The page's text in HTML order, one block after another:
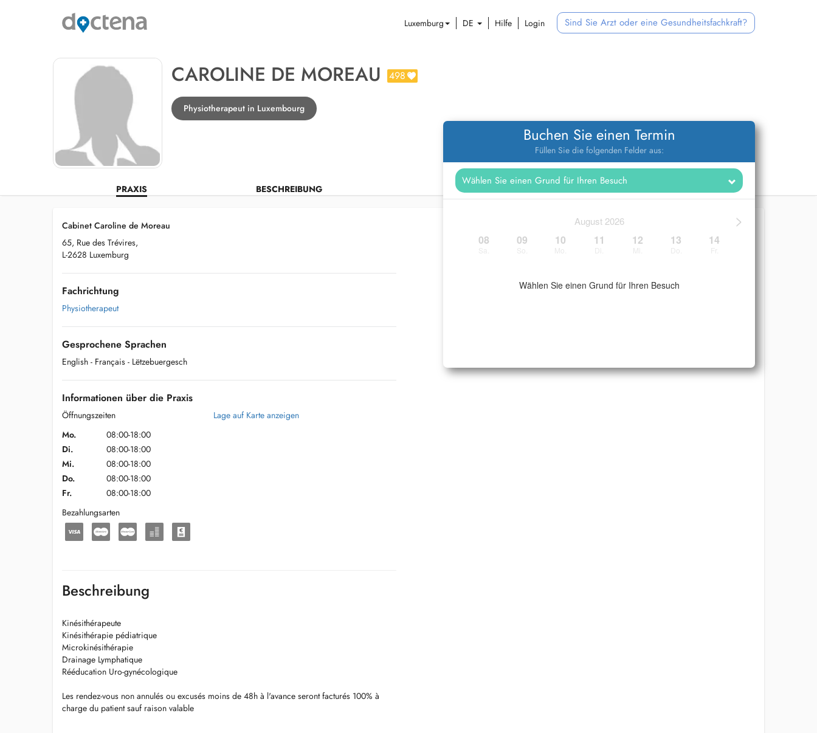
Luxemburg DE Hilfe Login Sind Sie Arzt oder eine Gesundheitsfachkraft?
CAROLINE DE MOREAU 498
Physiotherapeut in Luxembourg
PRAXIS BESCHREIBUNG
Buchen Sie einen Termin
Füllen Sie die folgenden Felder aus:
>
August 2026
08 09 10 11 12 13 14
Wählen Sie einen Grund für Ihren Besuch
Cabinet Caroline de Moreau
65, Rue des Trévires,
L-2628 Luxemburg
Fachrichtung
Physiotherapeut
Gesprochene Sprachen
English - Français - Lëtzebuergesch
Informationen über die Praxis
Öffnungszeiten
Mo.
08:00-18:00
Di.
08:00-18:00
Mi.
08:00-18:00
Do.
08:00-18:00
Fr.
08:00-18:00
Bezahlungsarten
Lage auf Karte anzeigen
Beschreibung
Kinésithérapeute
Kinésithérapie pédiatrique
Microkinésithérapie
Drainage Lymphatique
Rééducation Uro-gynécologique
Les rendez-vous non annulés ou excusés moins de 48h à l'avance seront facturés 100% à
charge du patient sauf raison valable